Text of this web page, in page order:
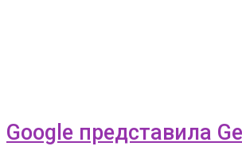
Google представила